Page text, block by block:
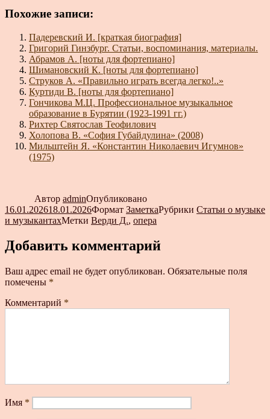
Похожие записи:
Падеревский И. [краткая биография]
Григорий Гинзбург. Статьи, воспоминания, материалы.
Абрамов А. [ноты для фортепиано]
Шимановский К. [ноты для фортепиано]
Струков А. «Правильно играть всегда легко!..»
Куртиди В. [ноты для фортепиано]
Гончикова М.Ц. Профессиональное музыкальное
образование в Бурятии (1923-1991 гг.)
Рихтер Святослав Теофилович
Холопова В. «София Губайдулина» (2008)
Мильштейн Я. «Константин Николаевич Игумнов»
(1975)
Автор adminОпубликовано
16.01.202618.01.2026Формат ЗаметкаРубрики Статьи о музыке
и музыкантахМетки Верди Д., опера
Добавить комментарий
Ваш адрес email не будет опубликован. Обязательные поля
помечены *
Комментарий *
Имя *